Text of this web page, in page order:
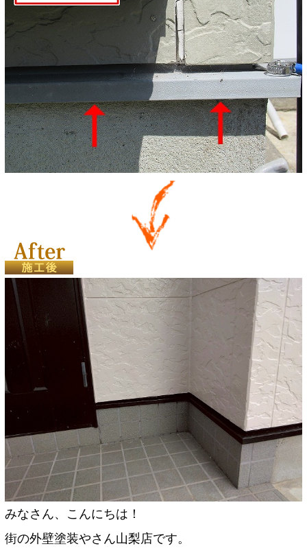
みなさん、こんにちは！
街の外壁塗装やさん山梨店です。